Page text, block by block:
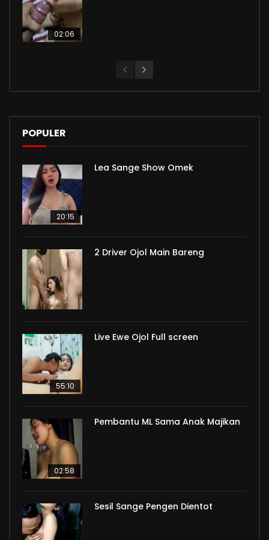
02:06
POPULER
20:15
Lea Sange Show Omek
2 Driver Ojol Main Bareng
55:10
Live Ewe Ojol Full screen
02:58
Pembantu ML Sama Anak Majikan
Sesil Sange Pengen Dientot